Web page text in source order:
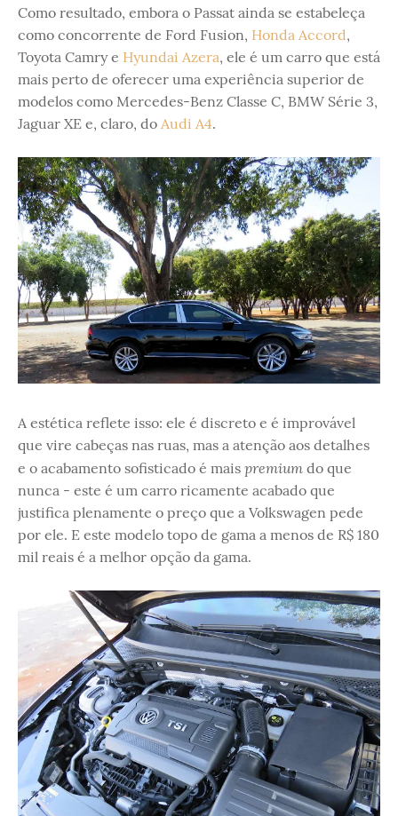
Como resultado, embora o Passat ainda se estabeleça
como concorrente de Ford Fusion, Honda Accord,
Toyota Camry e Hyundai Azera, ele é um carro que está
mais perto de oferecer uma experiência superior de
modelos como Mercedes-Benz Classe C, BMW Série 3,
Jaguar XE e, claro, do Audi A4.
A estética reflete isso: ele é discreto e é improvável
que vire cabeças nas ruas, mas a atenção aos detalhes
e o acabamento sofisticado é mais premium do que
nunca - este é um carro ricamente acabado que
justifica plenamente o preço que a Volkswagen pede
por ele. E este modelo topo de gama a menos de R$ 180
mil reais é a melhor opção da gama.